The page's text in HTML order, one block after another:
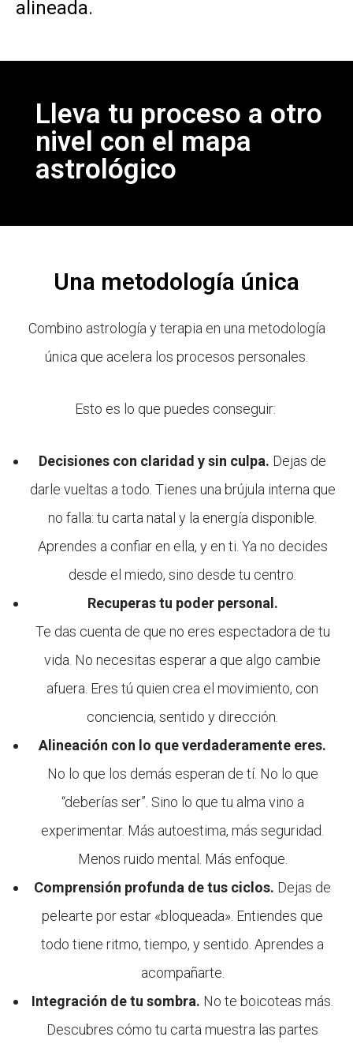
alineada.
Lleva tu proceso a otro
nivel con el mapa
astrológico
Una metodología única
Combino astrología y terapia en una metodología
única que acelera los procesos personales.
Esto es lo que puedes conseguir:
Decisiones con claridad y sin culpa. Dejas de
darle vueltas a todo. Tienes una brújula interna que
no falla: tu carta natal y la energía disponible.
Aprendes a confiar en ella, y en ti. Ya no decides
desde el miedo, sino desde tu centro.
Recuperas tu poder personal.
Te das cuenta de que no eres espectadora de tu
vida. No necesitas esperar a que algo cambie
afuera. Eres tú quien crea el movimiento, con
conciencia, sentido y dirección.
Alineación con lo que verdaderamente eres.
No lo que los demás esperan de tí. No lo que
“deberías ser”. Sino lo que tu alma vino a
experimentar. Más autoestima, más seguridad.
Menos ruido mental. Más enfoque.
Comprensión profunda de tus ciclos. Dejas de
pelearte por estar «bloqueada». Entiendes que
todo tiene ritmo, tiempo, y sentido. Aprendes a
acompañarte.
Integración de tu sombra. No te boicoteas más.
Descubres cómo tu carta muestra las partes